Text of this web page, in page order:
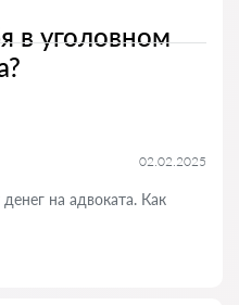
в уголовном
02.02.2025
на адвоката. Как